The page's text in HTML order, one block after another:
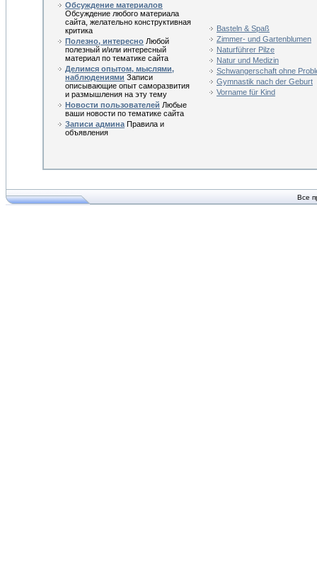
Обсуждение материалов
Обсуждение любого материала
сайта, желательно конструктивная
критика
Полезно, интересно Любой
полезный и/или интересный
материал по тематике сайта
Делимся опытом, мыслями,
наблюдениями Записи
описывающие опыт саморазвития
и размышления на эту тему
Новости пользователей Любые
ваши новости по тематике сайта
Записи админа Правила и
объявления
Basteln & Spaß
Zimmer- und Gartenblumen
Naturführer Pilze
Natur und Medizin
Schwangerschaft ohne
Gymnastik nach der Geburt
Vorname für Kind
Все